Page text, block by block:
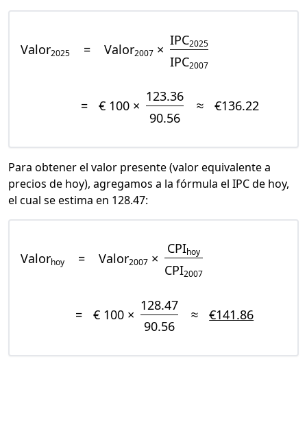
Valor2025 = Valor2007 ×
IPC2025
IPC2007
= € 100 ×
123.36
90.56
≈ €136.22
Para obtener el valor presente (valor equivalente a
precios de hoy), agregamos a la fórmula el IPC de hoy,
el cual se estima en 128.47:
Valorhoy = Valor2007 ×
CPIhoy
CPI2007
= € 100 ×
128.47
90.56
≈ €141.86